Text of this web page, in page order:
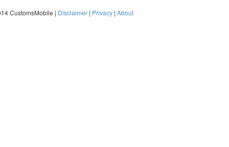
CustomsMobile | Disclaimer | Privacy | About